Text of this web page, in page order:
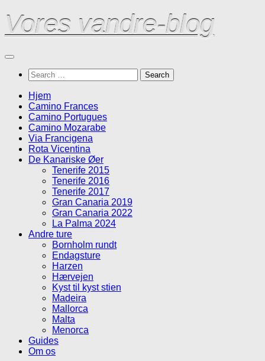
Skip
to
content
Vores vandre-blog
Search
for:
Hjem
Camino Frances
Camino Portugues
Camino Mozarabe
Via Francigena
Rota Vicentina
De Kanariske Øer
Tenerife 2015
Tenerife 2016
Tenerife 2017
Gran Canaria 2019
Gran Canaria 2022
La Palma 2024
Andre ture
Bornholm rundt
Endagsture
Harzen
Hærvejen
Kyst til kyst stien
Madeira
Mallorca
Malta
Menorca
Guides
Om os